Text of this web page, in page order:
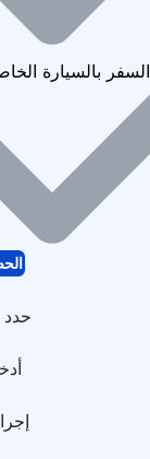
السفر بالسيارة
حدد